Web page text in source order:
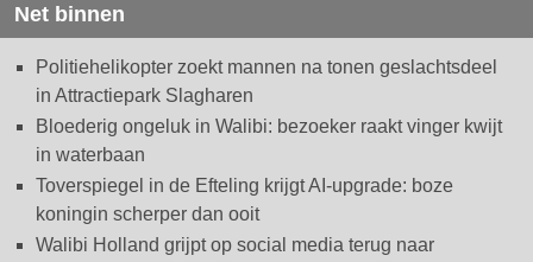
Net binnen
Politiehelikopter zoekt mannen na tonen geslachtsdeel
in Attractiepark Slagharen
Bloederig ongeluk in Walibi: bezoeker raakt vinger kwijt
in waterbaan
Toverspiegel in de Efteling krijgt AI-upgrade: boze
koningin scherper dan ooit
Walibi Holland grijpt op social media terug naar